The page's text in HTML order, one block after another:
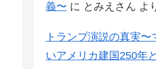
義〜 に とみえさん よ
トランプ演説の真実
いアメリカ建国250年